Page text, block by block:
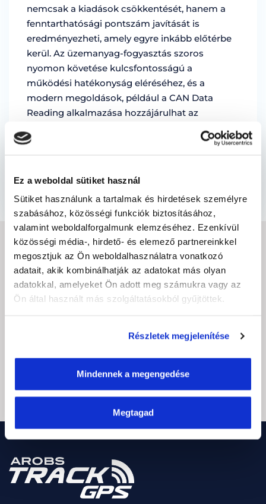
Ez a weboldal sütiket használ
Sütiket használunk a tartalmak és hirdetések személyre
szabásához, közösségi funkciók biztosításához,
valamint weboldalforgalmunk elemzéséhez. Ezenkívül
közösségi média-, hirdető- és elemező partnereinkkel
megosztjuk az Ön weboldalhasználatra vonatkozó
adatait, akik kombinálhatják az adatokat más olyan
adatokkal, amelyeket Ön adott meg számukra vagy az
Ön által használt más szolgáltatásokból gyűjtöttek.
Részletek megjelenítése
Mindennek a megengedése
Megtagad
nemcsak a kiadások csökkentését, hanem a
fenntarthatósági pontszám javítását is
eredményezheti, amely egyre inkább előtérbe
kerül. Az üzemanyag-fogyasztás szoros
nyomon követése kulcsfontosságú a
működési hatékonyság eléréséhez, és a
modern megoldások, például a CAN Data
Reading alkalmazása hozzájárulhat az
erőforrások produktív felhasználásának
by Marian Miruna
IRATKOZZON FEL A
HÍRLEVÉLRE
CAPTCHA